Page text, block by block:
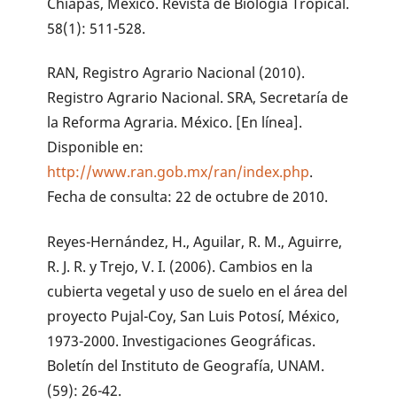
58(1): 511-528.
RAN, Registro Agrario Nacional (2010).
Registro Agrario Nacional. SRA, Secretaría de
la Reforma Agraria. México. [En línea].
Disponible en:
http://www.ran.gob.mx/ran/index.php.
Fecha de consulta: 22 de octubre de 2010.
Reyes-Hernández, H., Aguilar, R. M., Aguirre,
R. J. R. y Trejo, V. I. (2006). Cambios en la
cubierta vegetal y uso de suelo en el área del
proyecto Pujal-Coy, San Luis Potosí, México,
1973-2000. Investigaciones Geográficas.
Boletín del Instituto de Geografía, UNAM.
(59): 26-42.